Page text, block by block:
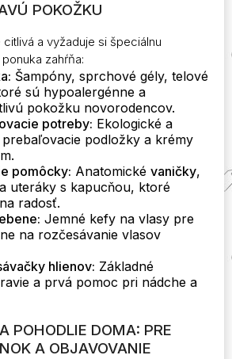
POKOŽKU
a vyžaduje si špeciálnu
zahŕňa:
Šampóny, sprchové gély, telové
sú hypoalergénne a
pokožku novorodencov.
potreby: Ekologické a
podložky a krémy
pomôcky: Anatomické vaničky,
uteráky s kapucňou, ktoré
radosť.
Jemné kefy na vlasy pre
na rozčesávanie vlasov
hlienov: Základné
a prvá pomoc pri nádche a
POHODLIE DOMA: PRE
A OBJAVOVANIE